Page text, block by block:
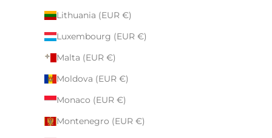
Lithuania (EUR €)
Luxembourg (EUR €)
Malta (EUR €)
Moldova (EUR €)
Monaco (EUR €)
Montenegro (EUR €)